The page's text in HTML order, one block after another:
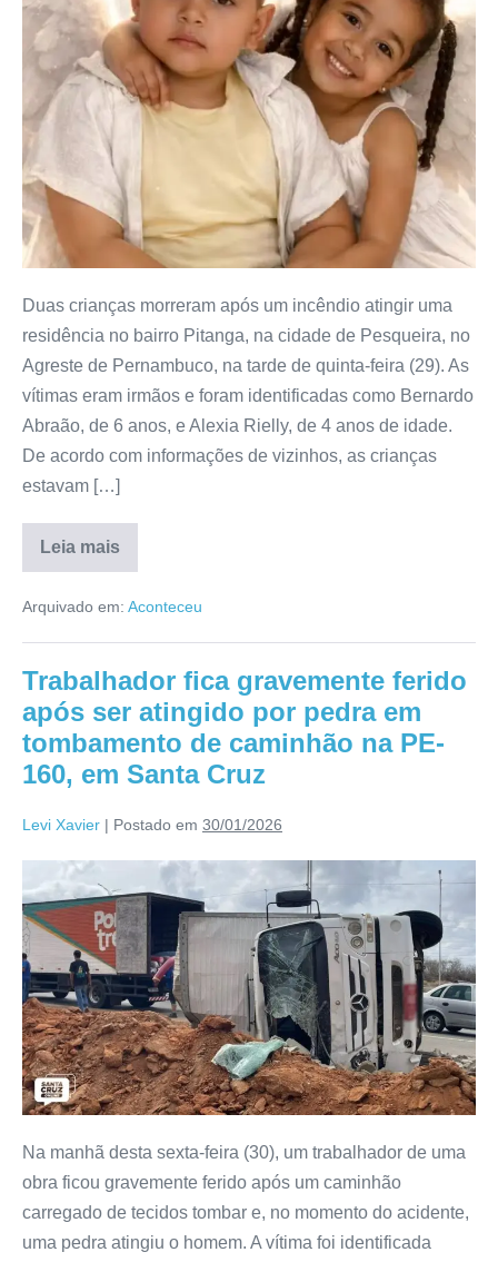
Duas crianças morreram após um incêndio atingir uma
residência no bairro Pitanga, na cidade de Pesqueira, no
Agreste de Pernambuco, na tarde de quinta-feira (29). As
vítimas eram irmãos e foram identificadas como Bernardo
Abraão, de 6 anos, e Alexia Rielly, de 4 anos de idade.
De acordo com informações de vizinhos, as crianças
estavam […]
Leia mais
Arquivado em: Aconteceu
Trabalhador fica gravemente ferido
após ser atingido por pedra em
tombamento de caminhão na PE-
160, em Santa Cruz
Levi Xavier | Postado em 30/01/2026
Na manhã desta sexta-feira (30), um trabalhador de uma
obra ficou gravemente ferido após um caminhão
carregado de tecidos tombar e, no momento do acidente,
uma pedra atingiu o homem. A vítima foi identificada